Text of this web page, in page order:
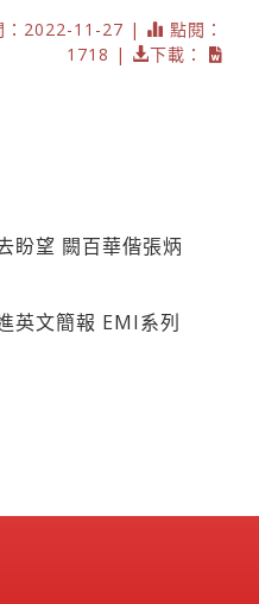
：2022-11-27 |
點閱：
1718 |
下載：
盼望 闕百華偕張炳
英文簡報 EMI系列